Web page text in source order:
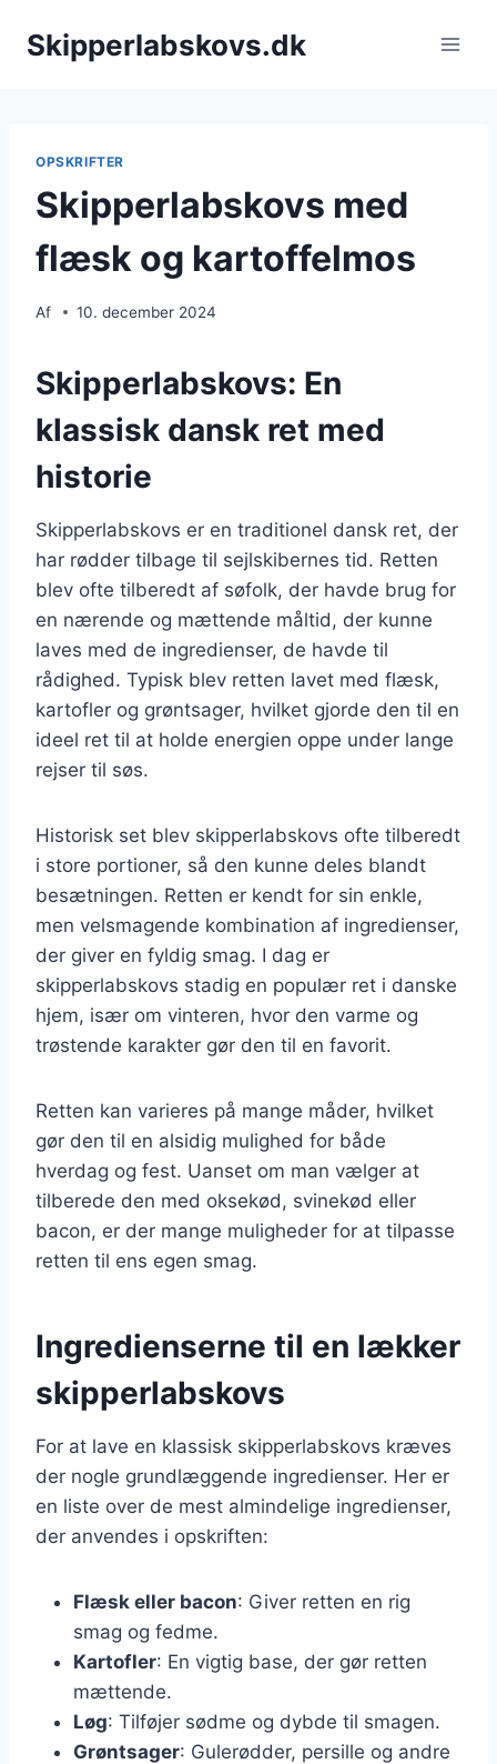
Skipperlabskovs.dk
OPSKRIFTER
Skipperlabskovs med
flæsk og kartoffelmos
Af 10. december 2024
Skipperlabskovs: En
klassisk dansk ret med
historie
Skipperlabskovs er en traditionel dansk ret, der
har rødder tilbage til sejlskibernes tid. Retten
blev ofte tilberedt af søfolk, der havde brug for
en nærende og mættende måltid, der kunne
laves med de ingredienser, de havde til
rådighed. Typisk blev retten lavet med flæsk,
kartofler og grøntsager, hvilket gjorde den til en
ideel ret til at holde energien oppe under lange
rejser til søs.
Historisk set blev skipperlabskovs ofte tilberedt
i store portioner, så den kunne deles blandt
besætningen. Retten er kendt for sin enkle,
men velsmagende kombination af ingredienser,
der giver en fyldig smag. I dag er
skipperlabskovs stadig en populær ret i danske
hjem, især om vinteren, hvor den varme og
trøstende karakter gør den til en favorit.
Retten kan varieres på mange måder, hvilket
gør den til en alsidig mulighed for både
hverdag og fest. Uanset om man vælger at
tilberede den med oksekød, svinekød eller
bacon, er der mange muligheder for at tilpasse
retten til ens egen smag.
Ingredienserne til en lækker
skipperlabskovs
For at lave en klassisk skipperlabskovs kræves
der nogle grundlæggende ingredienser. Her er
en liste over de mest almindelige ingredienser,
der anvendes i opskriften:
Flæsk eller bacon: Giver retten en rig
smag og fedme.
Kartofler: En vigtig base, der gør retten
mættende.
Løg: Tilføjer sødme og dybde til smagen.
Grøntsager: Gulerødder, persille og andre